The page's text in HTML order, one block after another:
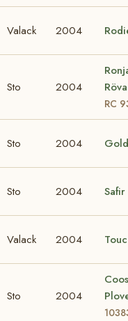
Valack 2004
Sto 2004
RC
Sto 2004
Sto 2004 Safir
Valack 2004
Sto 2004